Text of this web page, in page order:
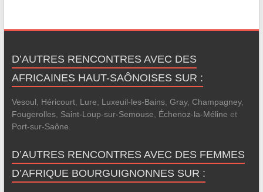
D’AUTRES RENCONTRES AVEC DES
AFRICAINES HAUT-SAÔNOISES SUR :
Vesoul, Héricourt, Lure, Luxeuil-les-Bains, Gray, Champagney,
Fougerolles, Saint-Loup-sur-Semouse, Échenoz-la-Méline et
Port-sur-Saône.
D’AUTRES RENCONTRES AVEC DES FEMMES
D’AFRIQUE BOURGUIGNONNES SUR :